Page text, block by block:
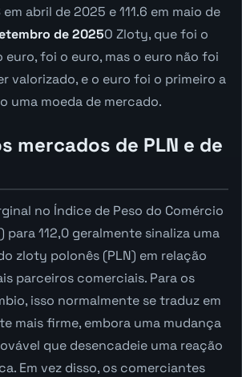
abril de 2025 e 111.6 em maio de
de 2025O Zloty, que foi o
foi o euro, mas o euro não foi
valorizado, e o euro foi o primeiro a
uma moeda de mercado.
mercados de PLN e de
no Índice de Peso do Comércio
para 112,0 geralmente sinaliza uma
zloty polonês (PLN) em relação
parceiros comerciais. Para os
isso normalmente se traduz em
mais firme, embora uma mudança
que desencadeie uma reação
Em vez disso, os comerciantes